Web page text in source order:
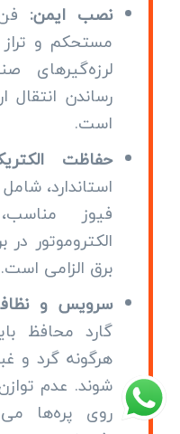
نصب ایمن:
مستحکم و
لرزه‌گیرهای
رساندن
است.
حفاظت
استاندارد،
فیوز
الکتروموتور در
برق الزامی است.
سرویس و
گارد محافظ
هرگونه گرد و
شوند. عدم
روی پره‌ها